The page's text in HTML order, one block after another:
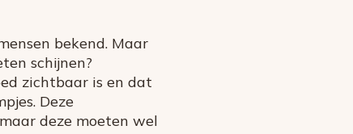
bekend. Maar
schijnen?
zichtbaar is en dat
Deze
deze moeten wel